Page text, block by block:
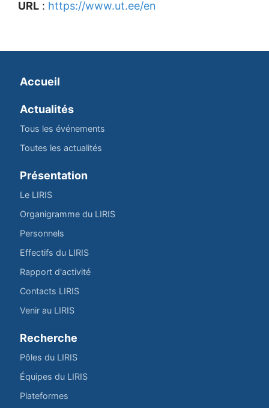
URL : https://www.ut.ee/en
Accueil
Actualités
Tous les événements
Toutes les actualités
Présentation
Le LIRIS
Organigramme du LIRIS
Personnels
Effectifs du LIRIS
Rapport d'activité
Contacts LIRIS
Venir au LIRIS
Recherche
Pôles du LIRIS
Équipes du LIRIS
Plateformes